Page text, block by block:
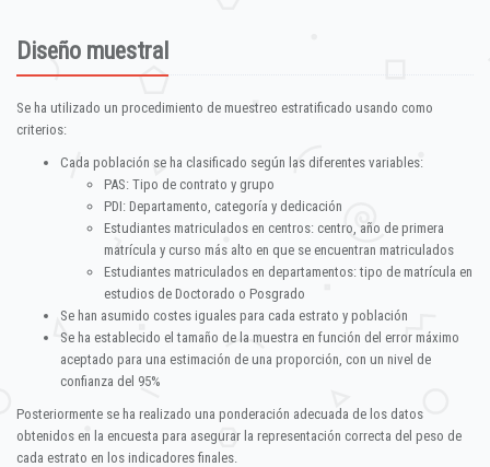
Diseño muestral
Se ha utilizado un procedimiento de muestreo estratificado usando como
criterios:
Cada población se ha clasificado según las diferentes variables:
PAS: Tipo de contrato y grupo
PDI: Departamento, categoría y dedicación
Estudiantes matriculados en centros: centro, año de primera
matrícula y curso más alto en que se encuentran matriculados
Estudiantes matriculados en departamentos: tipo de matrícula en
estudios de Doctorado o Posgrado
Se han asumido costes iguales para cada estrato y población
Se ha establecido el tamaño de la muestra en función del error máximo
aceptado para una estimación de una proporción, con un nivel de
confianza del 95%
Posteriormente se ha realizado una ponderación adecuada de los datos
obtenidos en la encuesta para asegurar la representación correcta del peso de
cada estrato en los indicadores finales.